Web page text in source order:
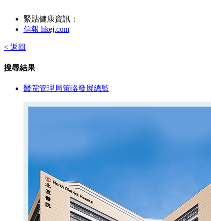
緊貼健康資訊：
信報 hkej.com
< 返回
搜尋結果
醫院管理局策略發展總監